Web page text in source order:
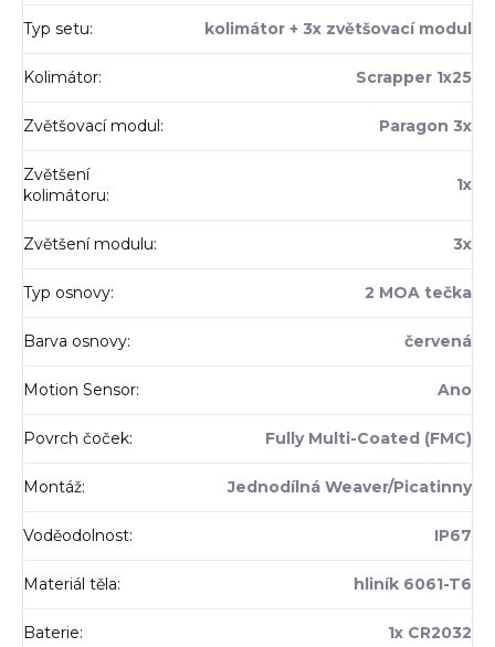
Typ setu: kolimátor + 3x zvětšovací modul
Kolimátor: Scrapper 1x25
Zvětšovací modul: Paragon 3x
Zvětšení
kolimátoru:
1x
Zvětšení modulu: 3x
Typ osnovy: 2 MOA tečka
Barva osnovy: červená
Motion Sensor: Ano
Povrch čoček: Fully Multi-Coated (FMC)
Montáž: Jednodílná Weaver/Picatinny
Voděodolnost: IP67
Materiál těla: hliník 6061-T6
Baterie: 1x CR2032